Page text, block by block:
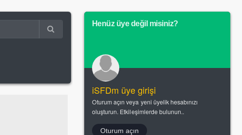
Henüz üye değil misiniz?
iSFDm üye girişi
Oturum açın veya yeni üyelik hesabınızı
oluşturun. Etkileşimlerde bulunun..
Oturum açın